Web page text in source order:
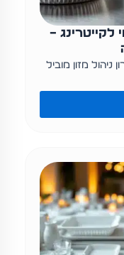
לקייטרינג –
ניהול מזון מוביל